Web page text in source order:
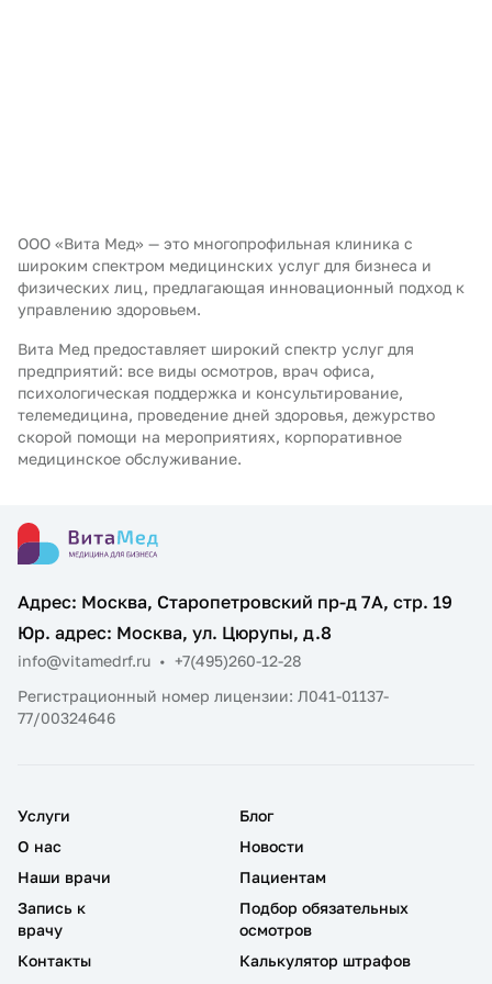
ООО «Вита Мед» — это многопрофильная клиника с
широким спектром медицинских услуг для бизнеса и
физических лиц, предлагающая инновационный подход к
управлению здоровьем.
Вита Мед предоставляет широкий спектр услуг для
предприятий: все виды осмотров, врач офиса,
психологическая поддержка и консультирование,
телемедицина, проведение дней здоровья, дежурство
скорой помощи на мероприятиях, корпоративное
медицинское обслуживание.
Адрес: Москва, Старопетровский пр-д 7А, стр. 19
Юр. адрес: Москва, ул. Цюрупы, д.8
info@vitamedrf.ru • +7(495)260-12-28
Регистрационный номер лицензии: Л041-01137-
77/00324646
Услуги
О нас
Наши врачи
Запись к
врачу
Контакты
Блог
Новости
Пациентам
Подбор обязательных
осмотров
Калькулятор штрафов